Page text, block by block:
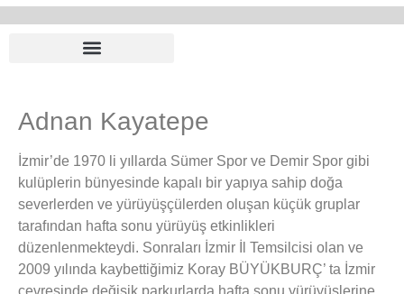
Adnan Kayatepe
İzmir’de 1970 li yıllarda Sümer Spor ve Demir Spor gibi
kulüplerin bünyesinde kapalı bir yapıya sahip doğa
severlerden ve yürüyüşçülerden oluşan küçük gruplar
tarafından hafta sonu yürüyüş etkinlikleri
düzenlenmekteydi. Sonraları İzmir İl Temsilcisi olan ve
2009 yılında kaybettiğimiz Koray BÜYÜKBURÇ’ ta İzmir
çevresinde değişik parkurlarda hafta sonu yürüyüşlerine